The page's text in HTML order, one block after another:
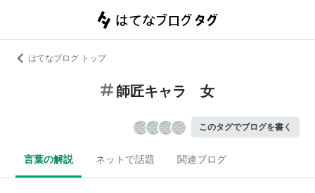
はてなブログ トップ
師匠キャラ 女
このタグでブログを書く
言葉の解説 ネットで話題 関連ブログ